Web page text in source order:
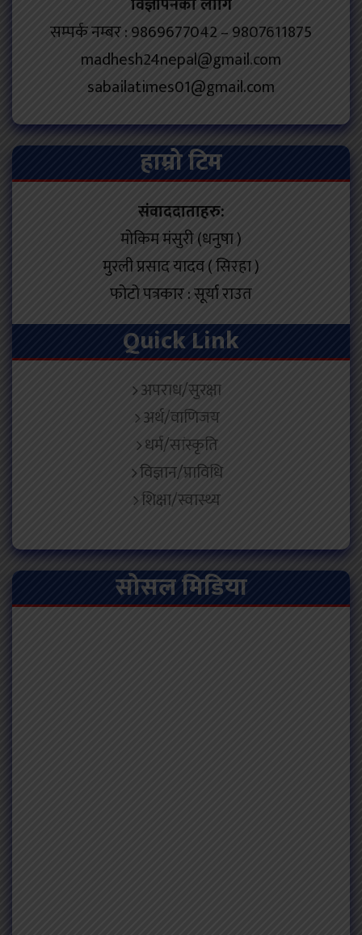
सम्पर्क नम्बर : 9869677042 – 9807611875
madhesh24nepal@gmail.com
sabailatimes01@gmail.com
हाम्रो टिम
संवाददाताहरु:
मोकिम मंसुरी (धनुषा )
मुरली प्रसाद यादव ( सिरहा )
फोटो पत्रकार : सूर्या राउत
Quick Link
अपराध/सुरक्षा
अर्थ/वाणिजय
धर्म/सांस्कृति
विज्ञान/प्राविधि
शिक्षा/स्वास्थ्य
सोसल मिडिया